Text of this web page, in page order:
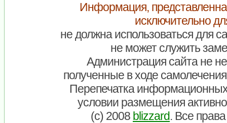
Информация,
исключительно
не должна использоваться для
не может служить
Администрация сайта не
полученные в ходе
Перепечатка
условии размещения
(c) 2008 blizzard. Все